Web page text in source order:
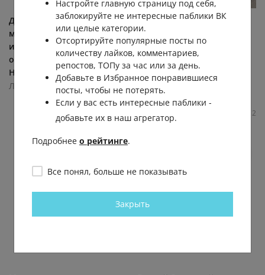
Девушка с самого детства
мечтала о козликах, но она
и не подозревала, какие
они наглые и любопытные.
Но всё равно... (видео)
Лента.ру
2.9К 0.0К 5 6
Храбрый пес спас хозяина
от агрессивного медведя
на Сахалине Мужчина с
четвероногим другом
пошел в лес в
Углегорском...
2
Настройте главную страницу под себя,
заблокируйте не интересные паблики ВК
или целые категории.
Отсортируйте популярные посты по
количеству лайков, комментариев,
репостов, ТОПу за час или за день.
Добавьте в Избранное понравившиеся
посты, чтобы не потерять.
Если у вас есть интересные паблики -
добавьте их в наш агрегатор.
Подробнее о рейтинге.
Все понял, больше не показывать
Закрыть